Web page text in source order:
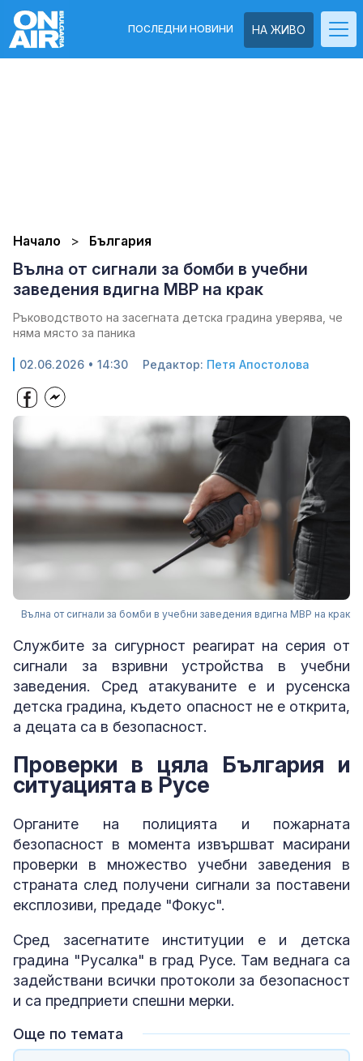
НА ЖИВО
ПОСЛЕДНИ НОВИНИ
Начало България
Вълна от сигнали за бомби в учебни
заведения вдигна МВР на крак
Ръководството на засегната детска градина уверява, че
няма място за паника
02.06.2026 • 14:30 Редактор: Петя Апостолова
Вълна от сигнали за бомби в учебни заведения вдигна МВР на крак
Службите за сигурност реагират на серия от
сигнали за взривни устройства в учебни
заведения. Сред атакуваните е и русенска
детска градина, където опасност не е открита,
а децата са в безопасност.
Проверки в цяла България и
ситуацията в Русе
Органите на полицията и пожарната
безопасност в момента извършват масирани
проверки в множество учебни заведения в
страната след получени сигнали за поставени
експлозиви, предаде "Фокус".
Сред засегнатите институции е и детска
градина "Русалка" в град Русе. Там веднага са
задействани всички протоколи за безопасност
и са предприети спешни мерки.
Още по темата